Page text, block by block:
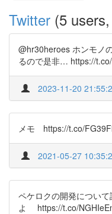
Twitter (5
@hr30heroes ホンモノ
るので是非… https://
2023-11-20
メモ https://t.co/
2021-05-27
ペケロクの開発につい
よ https://t.co/